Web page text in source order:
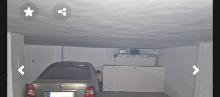
Previous Next